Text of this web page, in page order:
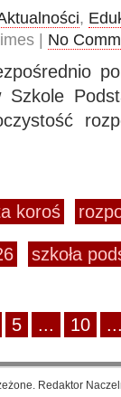
,
| No
Szkole
koroś
szkoła
5 ... 10
Redaktor